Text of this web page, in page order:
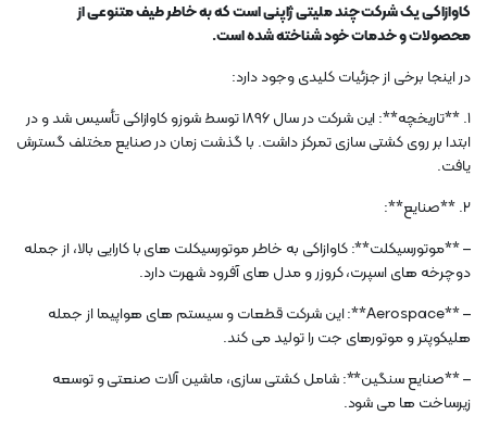
کاوازاکی یک شرکت چند ملیتی ژاپنی است که به خاطر طیف متنوعی از
محصولات و خدمات خود شناخته شده است.
در اینجا برخی از جزئیات کلیدی وجود دارد:
1. **تاریخچه**: این شرکت در سال 1896 توسط شوزو کاوازاکی تأسیس شد و در
ابتدا بر روی کشتی سازی تمرکز داشت. با گذشت زمان در صنایع مختلف گسترش
یافت.
2. **صنایع**:
– **موتورسیکلت**: کاوازاکی به خاطر موتورسیکلت های با کارایی بالا، از جمله
دوچرخه های اسپرت، کروزر و مدل های آفرود شهرت دارد.
– **Aerospace**: این شرکت قطعات و سیستم های هواپیما از جمله
هلیکوپتر و موتورهای جت را تولید می کند.
– **صنایع سنگین**: شامل کشتی سازی، ماشین آلات صنعتی و توسعه
زیرساخت ها می شود.